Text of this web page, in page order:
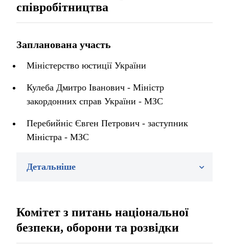
співробітництва
Запланована участь
Міністерство юстиції України
Кулеба Дмитро Іванович - Міністр
закордонних справ України - МЗС
Перебийніс Євген Петрович - заступник
Міністра - МЗС
Детальніше
Комітет з питань національної
безпеки, оборони та розвідки